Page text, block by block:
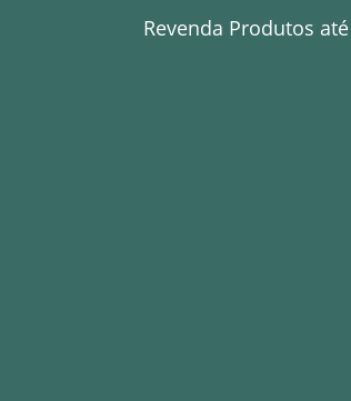
Revenda Produtos